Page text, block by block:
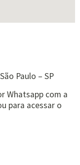
Paulo – SP
Whatsapp com a
para acessar o